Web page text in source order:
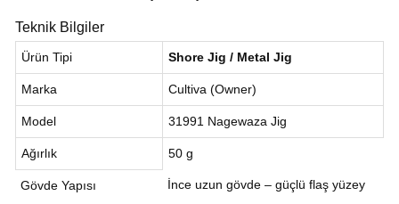
Teknik Bilgiler
Ürün Tipi Shore Jig / Metal Jig
Marka Cultiva (Owner)
Model 31991 Nagewaza Jig
Ağırlık 50 g
Gövde Yapısı İnce uzun gövde – güçlü flaş yüzey